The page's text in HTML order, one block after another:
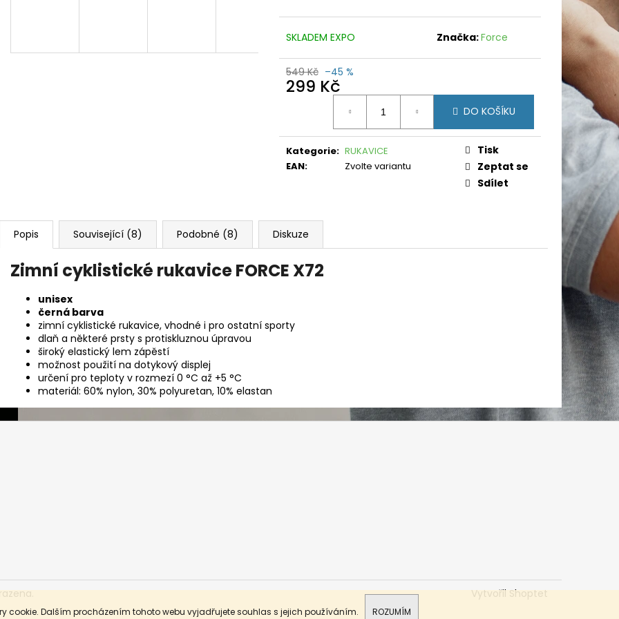
cookie. Dalším procházením tohoto webu vyjadřujete souhlas s jejich používáním. ROZUMÍM
SKLADEM EXPO Značka:Force
549 Kč –45 %
299 Kč
DO KOŠÍKU
Kategorie: RUKAVICE
EAN: Zvolte variantu
Tisk
Zeptat se
Sdílet
Popis Související (8) Podobné (8) Diskuze
Zimní cyklistické rukavice FORCE X72
unisex
černá barva
zimní cyklistické rukavice, vhodné i pro ostatní sporty
dlaň a některé prsty s protiskluznou úpravou
široký elastický lem zápěstí
možnost použití na dotykový displej
určení pro teploty v rozmezí 0 °C až +5 °C
materiál: 60% nylon, 30% polyuretan, 10% elastan
Vytvořil Shoptet